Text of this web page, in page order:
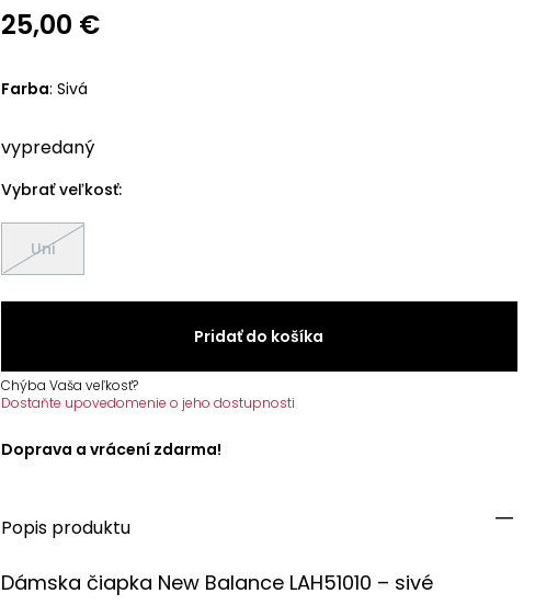
25,00 €
Farba: Sivá
vypredaný
Vybrať veľkosť:
Uni
Pridať do košíka
Chýba Vaša veľkosť?
Dostaňte upovedomenie o jeho dostupnosti
Doprava a vrácení zdarma!
Popis produktu
Dámska čiapka New Balance LAH51010 – sivé